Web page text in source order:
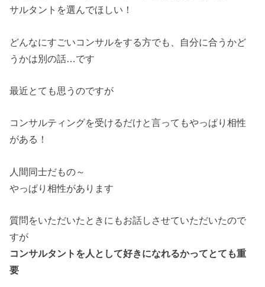
サルタントを選んでほしい！
どんなにすごいコンサルをする方でも、自分に合うかど
うかは別の話…です
最近とても思うのですが
コンサルティングを受けるだけと言ってもやっぱり相性
がある！
人間同士だもの～
やっぱり相性があります
質問をいただいたときにもお話しさせていただいたので
すが
コンサルタントを人として好きになれるかってとても重
要